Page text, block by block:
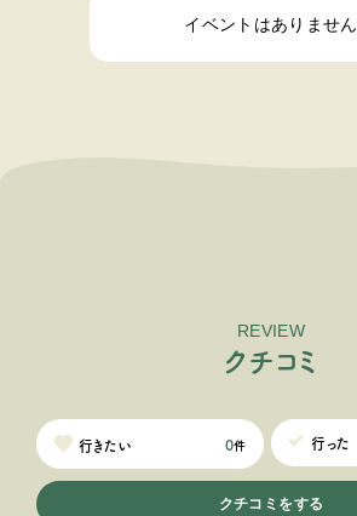
イベントはありません
REVIEW
ク チ コ ミ
行きたい 0件 行った
クチコミをする